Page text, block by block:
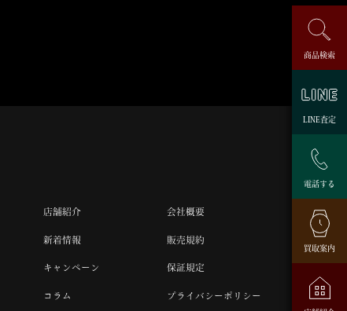
店舗紹介
新着情報
キャンペーン
コラム
会社概要
販売規約
保証規定
プライバシーポリシー
商品検索
LINE査定
電話する
買取案内